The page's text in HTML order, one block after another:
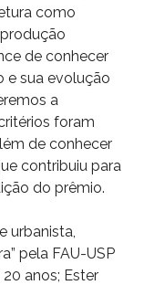
como
de conhecer
e sua evolução
a
foram
de conhecer
contribuiu para
do prêmio.
urbanista,
pela FAU-USP
anos; Ester